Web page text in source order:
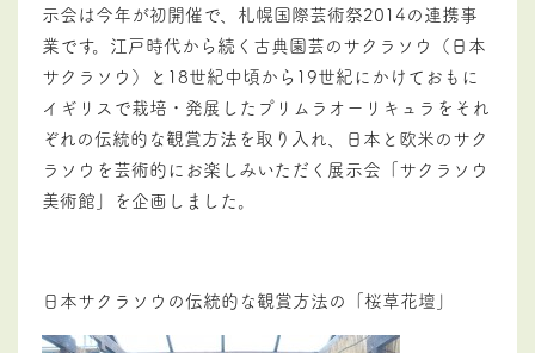
示会は今年が初開催で、札幌国際芸術祭2014の連携事
業です。江戸時代から続く古典園芸のサクラソウ（日本
サクラソウ）と18世紀中頃から19世紀にかけておもに
イギリスで栽培・発展したプリムラオーリキュラをそれ
ぞれの伝統的な観賞方法を取り入れ、日本と欧米のサク
ラソウを芸術的にお楽しみいただく展示会「サクラソウ
美術館」を企画しました。
日本サクラソウの伝統的な観賞方法の「桜草花壇」